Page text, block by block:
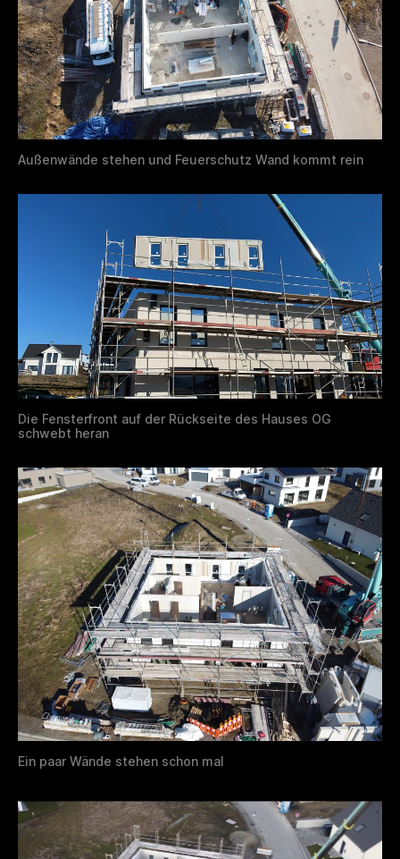
Außenwände stehen und Feuerschutz Wand kommt rein
Die Fensterfront auf der Rückseite des Hauses OG
schwebt heran
Ein paar Wände stehen schon mal